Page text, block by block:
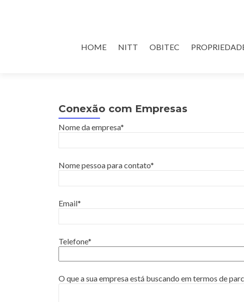
HOME NITT OBITEC
Conexão com Empresas
Nome da empresa*
Nome pessoa para contato*
Email*
Telefone*
O que a sua empresa está buscando em termos de